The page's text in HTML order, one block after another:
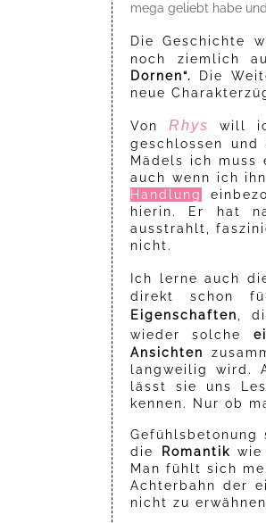
mega geliebt habe
Die Geschichte
noch ziemlich
Dornen“.
Die
neue
Von Rhys
will
geschlossen
Mädels ich muss
auch wenn ich
Handlung
hierin. Er hat
ausstrahlt,
nicht.
Ich lerne auch
direkt schon
Eigenschaften,
wieder solche
Ansichten
langweilig wird.
lässt sie uns
kennen. Nur ob
die
Romantik
Man fühlt sich
Achterbahn der
nicht zu